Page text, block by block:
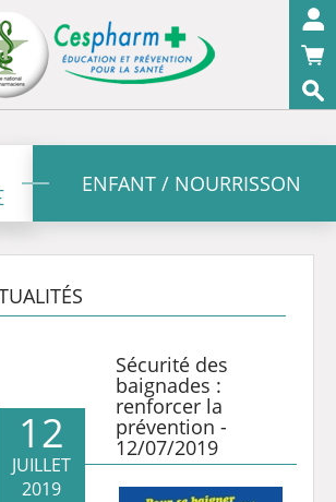
OK
ENFANT / NOURRISSON
Sécurité des
baignades :
renforcer la
prévention -
12/07/2019
12
JUILLET
2019